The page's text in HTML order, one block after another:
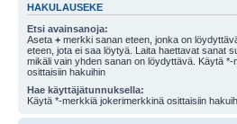
HAKULAUSEKE
Etsi avainsanoja:
Aseta + merkki sanan eteen, jonka on
eteen, jota ei saa löytyä. Laita haettavat sanat
mikäli vain yhden sanan on löydyttävä. Käytä
osittaisiin hakuihin
Hae käyttäjätunnuksella:
Käytä *-merkkiä jokerimerkkinä osittaisiin